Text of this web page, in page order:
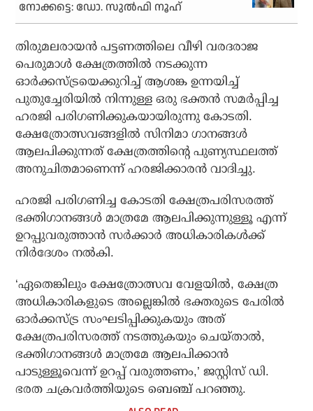
നോക്കട്ടെ: ഡോ. സുല്‍ഫി നൂഹ്
തിരുമലരായന്‍ പട്ടണത്തിലെ വീഴി വരദരാജ
പെരുമാള്‍ ക്ഷേത്രത്തില്‍ നടക്കുന്ന
ഓര്‍ക്കസ്ട്രയെക്കുറിച്ച് ആശങ്ക ഉന്നയിച്ച്
പുതുച്ചേരിയില്‍ നിന്നുള്ള ഒരു ഭക്തന്‍ സമര്‍പ്പിച്ച
ഹരജി പരിഗണിക്കുകയായിരുന്നു കോടതി.
ക്ഷേത്രോത്സവങ്ങളില്‍ സിനിമാ ഗാനങ്ങള്‍
ആലപിക്കുന്നത് ക്ഷേത്രത്തിന്റെ പുണ്യസ്ഥലത്ത്
അനുചിതമാണെന്ന് ഹരജിക്കാരന്‍ വാദിച്ചു.
ഹരജി പരിഗണിച്ച കോടതി ക്ഷേത്രപരിസരത്ത്
ഭക്തിഗാനങ്ങള്‍ മാത്രമേ ആലപിക്കുന്നുള്ളൂ എന്ന്
ഉറപ്പുവരുത്താന്‍ സര്‍ക്കാര്‍ അധികാരികള്‍ക്ക്
നിര്‍ദേശം നല്‍കി.
‘ഏതെങ്കിലും ക്ഷേത്രോത്സവ വേളയില്‍, ക്ഷേത്ര
അധികാരികളുടെ അല്ലെങ്കില്‍ ഭക്തരുടെ പേരില്‍
ഓര്‍ക്കസ്ട്ര സംഘടിപ്പിക്കുകയും അത്
ക്ഷേത്രപരിസരത്ത് നടത്തുകയും ചെയ്താല്‍,
ഭക്തിഗാനങ്ങള്‍ മാത്രമേ ആലപിക്കാന്‍
പാടുള്ളൂവെന്ന് ഉറപ്പ് വരുത്തണം,’ ജസ്റ്റിസ് ഡി.
ഭരത ചക്രവര്‍ത്തിയുടെ ബെഞ്ച് പറഞ്ഞു.